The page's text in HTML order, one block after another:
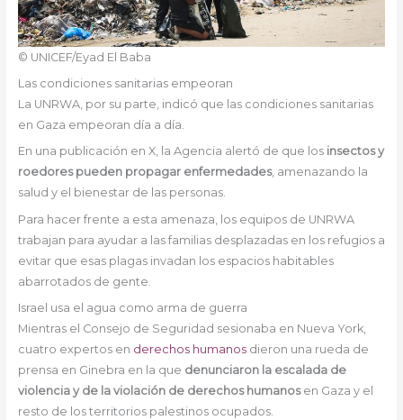
© UNICEF/Eyad El Baba
Las condiciones sanitarias empeoran
La UNRWA, por su parte, indicó que las condiciones sanitarias
en Gaza empeoran día a día.
En una publicación en X, la Agencia alertó de que los insectos y
roedores pueden propagar enfermedades, amenazando la
salud y el bienestar de las personas.
Para hacer frente a esta amenaza, los equipos de UNRWA
trabajan para ayudar a las familias desplazadas en los refugios a
evitar que esas plagas invadan los espacios habitables
abarrotados de gente.
Israel usa el agua como arma de guerra
Mientras el Consejo de Seguridad sesionaba en Nueva York,
cuatro expertos en derechos humanosdieron una rueda de
prensa en Ginebra en la que denunciaron la escalada de
violencia y de la violación de derechos humanosen Gaza y el
resto de los territorios palestinos ocupados.